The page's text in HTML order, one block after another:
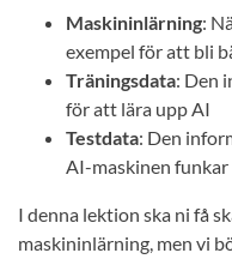
Maskininlärning:
exempel för att bli
Träningsdata: Den
för att lära upp AI
Testdata: Den
AI-maskinen funkar
I denna lektion ska ni få
maskininlärning, men vi